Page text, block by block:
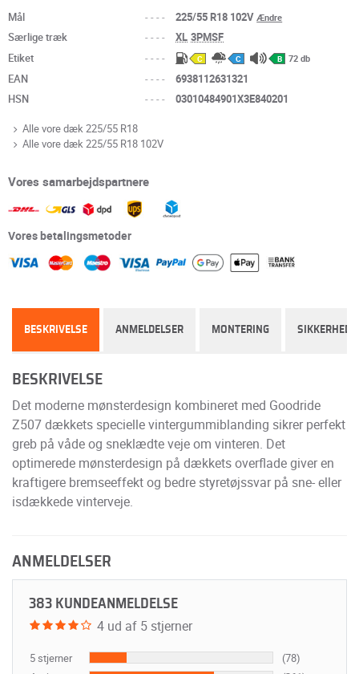
Mål
---- 225/55 R18 102VÆndre
Særlige træk ---- XL 3PMSF
Etiket
---- C C B 72 db
EAN ----
6938112631321
HSN
---- 03010484901X3E840201
Alle vore dæk 225/55 R18
Alle vore dæk 225/55 R18 102V
Vores samarbejdspartnere
Vores betalingsmetoder
BESKRIVELSE ANMELDELSER MONTERING SIKKERHED
BESKRIVELSE
Det moderne mønsterdesign kombineret med Goodride
Z507 dækkets specielle vintergummiblanding sikrer perfekt
greb på våde og sneklædte veje om vinteren. Det
optimerede mønsterdesign på dækkets overflade giver en
kraftigere bremseeffekt og bedre styretøjssvar på sne- eller
isdækkede vinterveje.
ANMELDELSER
383 KUNDEANMELDELSE
4 ud af 5 stjerner
5 stjerner
(78)